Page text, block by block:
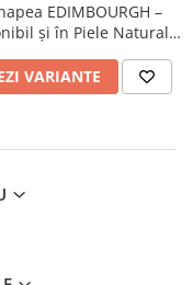
EDIMBOURGH –
și în Piele Naturală,
Aspect Elegant
VARIANTE